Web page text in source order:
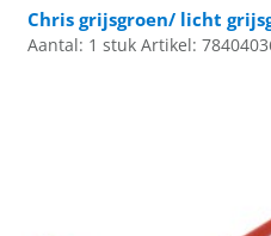
Chris grijsgroen/ licht
Aantal: 1 stuk Artikel: